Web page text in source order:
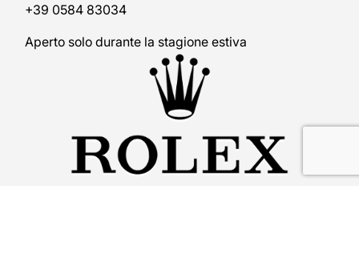
+39 0584 83034
Aperto solo durante la stagione estiva